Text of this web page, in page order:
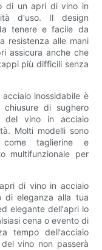
di un apri di vino in
d'uso. Il design
tenere e facile da
resistenza alle mani
assicura anche che
più difficili senza
inossidabile è
di sughero
vino in acciaio
Molti modelli sono
taglierine e
multifunzionale per
di vino in acciaio
di eleganza alla tua
elegante dell'apri lo
cena o evento di
tempo dell'acciaio
vino non passerà